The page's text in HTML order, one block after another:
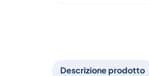
Descrizione prodotto